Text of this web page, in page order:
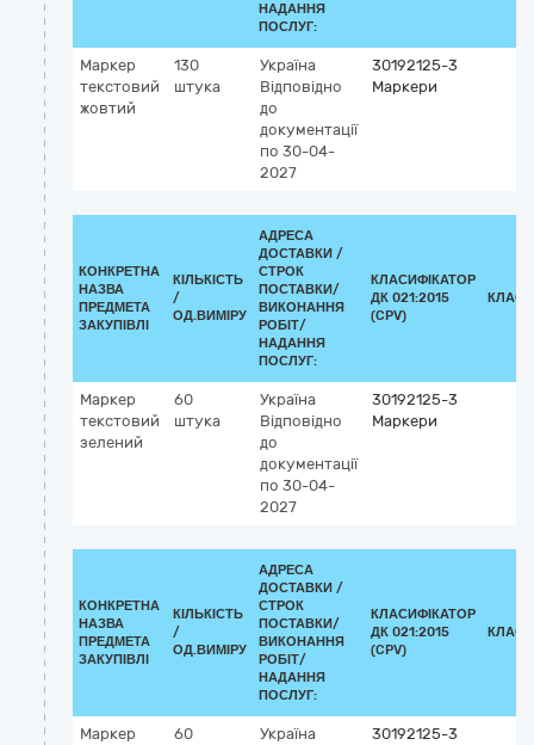
НАДАННЯ
ПОСЛУГ:
Маркер
текстовий
жовтий
130
штука
Україна
Відповідно
до
документації
по 30-04-
2027
30192125-3
Маркери
КОНКРЕТНА
НАЗВА
ПРЕДМЕТА
ЗАКУПІВЛІ
КІЛЬКІСТЬ
/
ОД.ВИМІРУ
АДРЕСА
ДОСТАВКИ /
СТРОК
ПОСТАВКИ/
ВИКОНАННЯ
РОБІТ/
НАДАННЯ
ПОСЛУГ:
КЛАСИФІКАТОР
ДК 021:2015
(CPV)
Маркер
текстовий
зелений
60
штука
Україна
Відповідно
до
документації
по 30-04-
2027
30192125-3
Маркери
КОНКРЕТНА
НАЗВА
ПРЕДМЕТА
ЗАКУПІВЛІ
КІЛЬКІСТЬ
/
ОД.ВИМІРУ
АДРЕСА
ДОСТАВКИ /
СТРОК
ПОСТАВКИ/
ВИКОНАННЯ
РОБІТ/
НАДАННЯ
ПОСЛУГ:
КЛАСИФІКАТОР
ДК 021:2015
(CPV)
Маркер
60
Україна
30192125-3